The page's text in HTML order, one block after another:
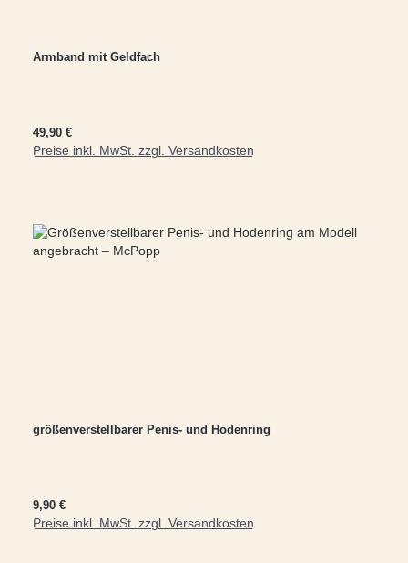
Armband mit Geldfach
Regulärer Preis:
49,90 €
Preise inkl. MwSt. zzgl. Versandkosten
größenverstellbarer Penis- und Hodenring
Regulärer Preis:
9,90 €
Preise inkl. MwSt. zzgl. Versandkosten
In den Warenkorb